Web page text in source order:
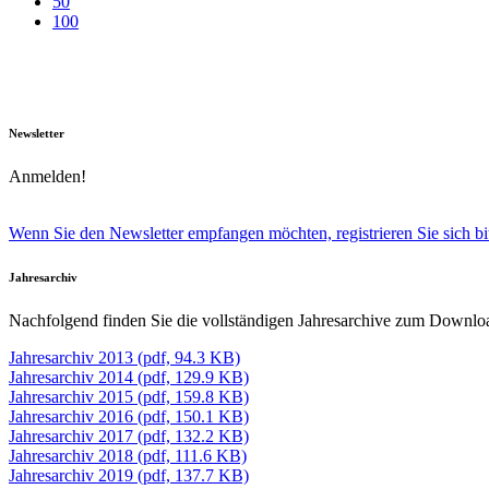
100
Newsletter
Anmelden!
Wenn Sie den Newsletter empfangen möchten, registrieren Sie sich
Jahresarchiv
Nachfolgend finden Sie die vollständigen Jahresarchive zum
Jahresarchiv 2013 (pdf, 94.3 KB)
Jahresarchiv 2014 (pdf, 129.9 KB)
Jahresarchiv 2015 (pdf, 159.8 KB)
Jahresarchiv 2016 (pdf, 150.1 KB)
Jahresarchiv 2017 (pdf, 132.2 KB)
Jahresarchiv 2018 (pdf, 111.6 KB)
Jahresarchiv 2019 (pdf, 137.7 KB)